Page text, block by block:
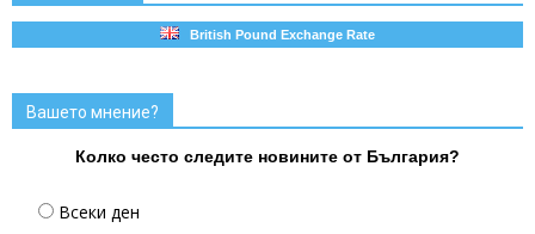
British Pound Exchange Rate
Вашето мнение?
Колко често следите новините от България?
Всеки ден